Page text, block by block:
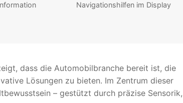
Navigationshilfen im Display
dass die Automobilbranche bereit ist, die
Lösungen zu bieten. Im Zentrum dieser
– gestützt durch präzise